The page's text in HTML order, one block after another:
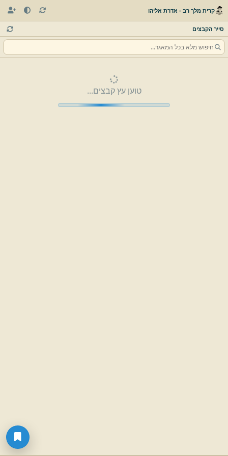
קרית מלך רב - אדרת אליהו
סייר הקבצים
טוען עץ קבצים...